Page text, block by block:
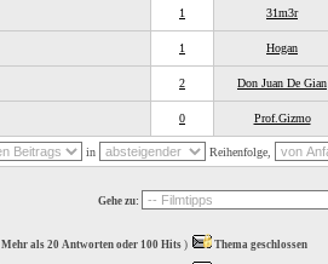
1 31m3r
1 Hogan
2 Don Juan De Gian
0 Prof.Gizmo
in Reihenfolge,
Gehe zu:
Mehr als 20 Antworten oder 100 Hits ) Thema geschlossen